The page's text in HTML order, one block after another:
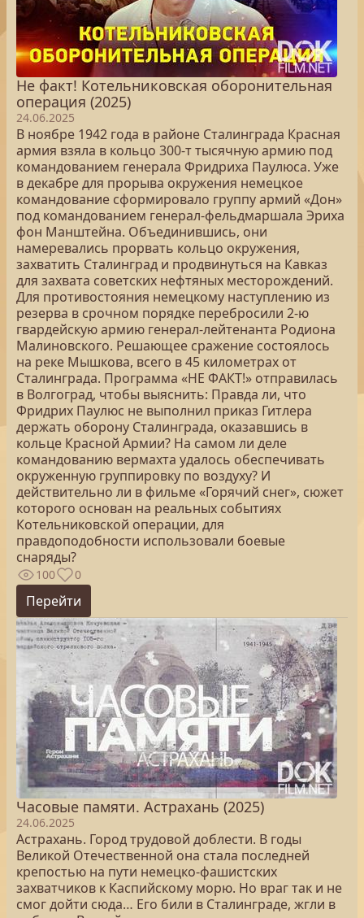
Не факт! Котельниковская оборонительная
операция (2025)
24.06.2025
В ноябре 1942 года в районе Сталинграда Красная
армия взяла в кольцо 300-т тысячную армию под
командованием генерала Фридриха Паулюса. Уже
в декабре для прорыва окружения немецкое
командование сформировало группу армий «Дон»
под командованием генерал-фельдмаршала Эриха
фон Манштейна. Объединившись, они
намеревались прорвать кольцо окружения,
захватить Сталинград и продвинуться на Кавказ
для захвата советских нефтяных месторождений.
Для противостояния немецкому наступлению из
резерва в срочном порядке перебросили 2-ю
гвардейскую армию генерал-лейтенанта Родиона
Малиновского. Решающее сражение состоялось
на реке Мышкова, всего в 45 километрах от
Сталинграда. Программа «НЕ ФАКТ!» отправилась
в Волгоград, чтобы выяснить: Правда ли, что
Фридрих Паулюс не выполнил приказ Гитлера
держать оборону Сталинграда, оказавшись в
кольце Красной Армии? На самом ли деле
командованию вермахта удалось обеспечивать
окруженную группировку по воздуху? И
действительно ли в фильме «Горячий снег», сюжет
которого основан на реальных событиях
Котельниковской операции, для
правдоподобности использовали боевые
снаряды?
100 0
Перейти
Часовые памяти. Астрахань (2025)
24.06.2025
Астрахань. Город трудовой доблести. В годы
Великой Отечественной она стала последней
крепостью на пути немецко-фашистских
захватчиков к Каспийскому морю. Но враг так и не
смог дойти сюда… Его били в Сталинграде, жгли в